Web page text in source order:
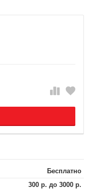
Бесплатно
300 р. до 3000 р.